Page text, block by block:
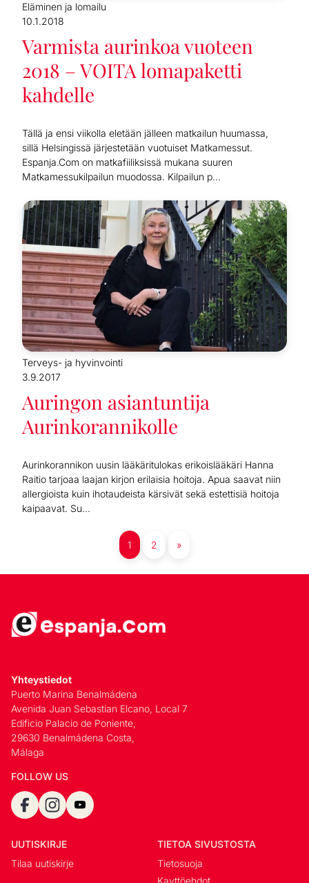
Eläminen ja lomailu
10.1.2018
Varmista aurinkoa vuoteen
2018 – VOITA lomapaketti
kahdelle
Tällä ja ensi viikolla eletään jälleen matkailun huumassa,
sillä Helsingissä järjestetään vuotuiset Matkamessut.
Espanja.Com on matkafiiliksissä mukana suuren
Matkamessukilpailun muodossa. Kilpailun p...
Terveys- ja hyvinvointi
3.9.2017
Auringon asiantuntija
Aurinkorannikolle
Aurinkorannikon uusin lääkäritulokas erikoislääkäri Hanna
Raitio tarjoaa laajan kirjon erilaisia hoitoja. Apua saavat niin
allergioista kuin ihotaudeista kärsivät sekä estettisiä hoitoja
kaipaavat. Su...
1 2 »
Yhteystiedot
Puerto Marina Benalmádena
Avenida Juan Sebastian Elcano, Local 7
Edificio Palacio de Poniente,
29630 Benalmádena Costa,
Málaga
FOLLOW US
UUTISKIRJE
Tilaa uutiskirje
TIETOA SIVUSTOSTA
Tietosuoja
Kayttöehdot